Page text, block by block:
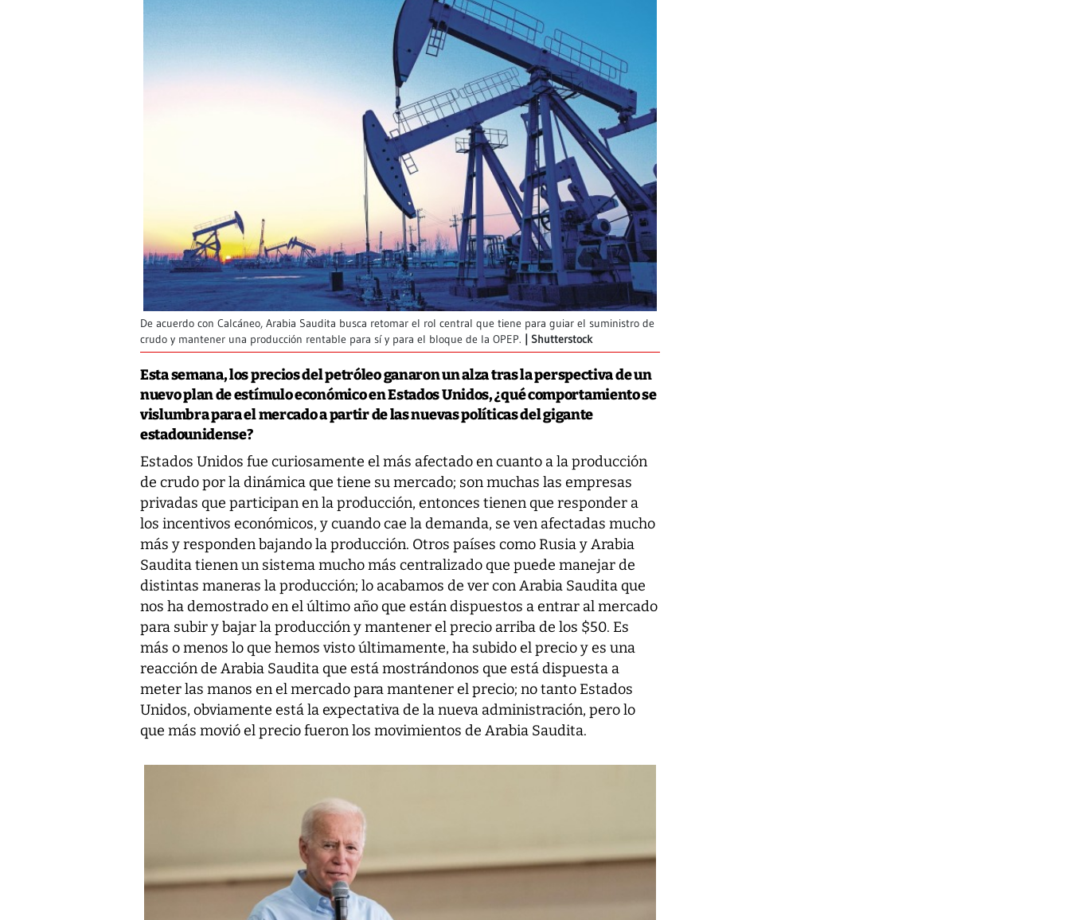
De acuerdo con Calcáneo, Arabia Saudita busca retomar el rol central que tiene para guiar el suministro de
crudo y mantener una producción rentable para sí y para el bloque de la OPEP.
Shutterstock
Esta semana, los precios del petróleo ganaron un alza tras la perspectiva de un
nuevo plan de estímulo económico en Estados Unidos, ¿qué comportamiento se
vislumbra para el mercado a partir de las nuevas políticas del gigante
estadounidense?
Estados Unidos fue curiosamente el más afectado en cuanto a la producción
de crudo por la dinámica que tiene su mercado; son muchas las empresas
privadas que participan en la producción, entonces tienen que responder a
los incentivos económicos, y cuando cae la demanda, se ven afectadas mucho
más y responden bajando la producción. Otros países como Rusia y Arabia
Saudita tienen un sistema mucho más centralizado que puede manejar de
distintas maneras la producción; lo acabamos de ver con Arabia Saudita que
nos ha demostrado en el último año que están dispuestos a entrar al mercado
para subir y bajar la producción y mantener el precio arriba de los $50. Es
más o menos lo que hemos visto últimamente, ha subido el precio y es una
reacción de Arabia Saudita que está mostrándonos que está dispuesta a
meter las manos en el mercado para mantener el precio; no tanto Estados
Unidos, obviamente está la expectativa de la nueva administración, pero lo
que más movió el precio fueron los movimientos de Arabia Saudita.